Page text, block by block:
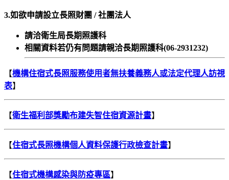
3.如欲申請設立長照財團 / 社團法人
請洽衛生局長期照護科
相關資料若仍有問題請親洽長期照護科(06-2931232)
【機構住宿式長照服務使用者無扶養義務人或法定代理人訪視
表】
【衛生福利部獎勵布建失智住宿資源計畫】
【住宿式長照機構個人資料保護行政檢查計畫】
【住宿式機構感染與防疫專區】